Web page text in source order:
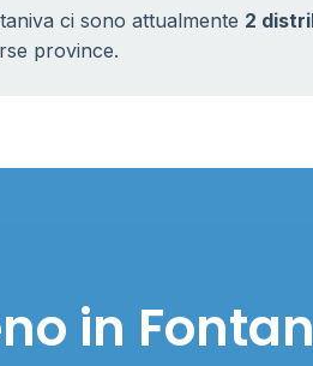
ci sono attualmente 2
province.
in